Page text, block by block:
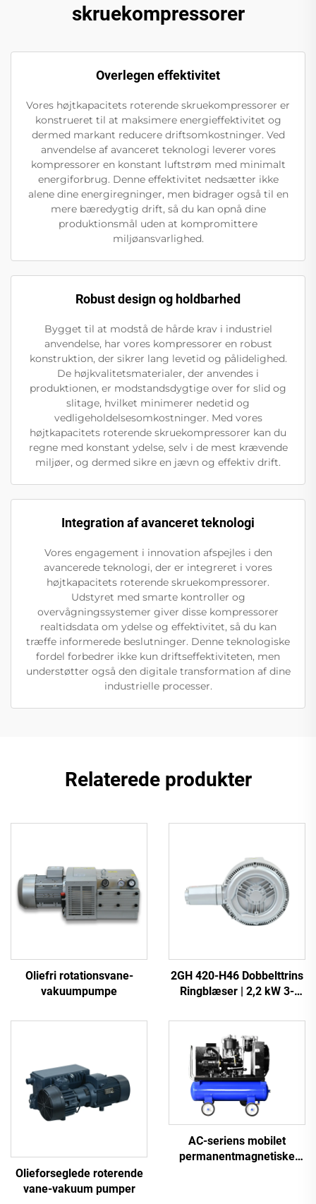
skruekompressorer
Overlegen effektivitet
Vores højtkapacitets roterende skruekompressorer er
konstrueret til at maksimere energieffektivitet og
dermed markant reducere driftsomkostninger. Ved
anvendelse af avanceret teknologi leverer vores
kompressorer en konstant luftstrøm med minimalt
energiforbrug. Denne effektivitet nedsætter ikke
alene dine energiregninger, men bidrager også til en
mere bæredygtig drift, så du kan opnå dine
produktionsmål uden at kompromittere
miljøansvarlighed.
Robust design og holdbarhed
Bygget til at modstå de hårde krav i industriel
anvendelse, har vores kompressorer en robust
konstruktion, der sikrer lang levetid og pålidelighed.
De højkvalitetsmaterialer, der anvendes i
produktionen, er modstandsdygtige over for slid og
slitage, hvilket minimerer nedetid og
vedligeholdelsesomkostninger. Med vores
højtkapacitets roterende skruekompressorer kan du
regne med konstant ydelse, selv i de mest krævende
miljøer, og dermed sikre en jævn og effektiv drift.
Integration af avanceret teknologi
Vores engagement i innovation afspejles i den
avancerede teknologi, der er integreret i vores
højtkapacitets roterende skruekompressorer.
Udstyret med smarte kontroller og
overvågningssystemer giver disse kompressorer
realtidsdata om ydelse og effektivitet, så du kan
træffe informerede beslutninger. Denne teknologiske
fordel forbedrer ikke kun driftseffektiviteten, men
understøtter også den digitale transformation af dine
industrielle processer.
Relaterede produkter
Oliefri rotationsvane-
vakuumpumpe
2GH 420-H46 Dobbelttrins
Ringblæser | 2,2 kW 3-
Olieforseglede roterende
vane-vakuum pumper
AC-seriens mobilet
permanentmagnetiske